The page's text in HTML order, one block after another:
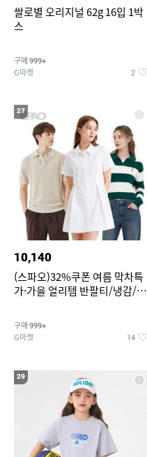
쌀로별 오리지널 62g 16입 1박
스
구매 999+
G마켓 2
27
10,140
(스파오)32%쿠폰 여름 막차특
가·가을 얼리템 반팔티/냉감/반
건 외 ~74%OFF
구매 999+
G마켓 14
29